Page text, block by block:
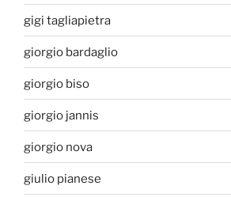
gigi tagliapietra
giorgio bardaglio
giorgio biso
giorgio jannis
giorgio nova
giulio pianese